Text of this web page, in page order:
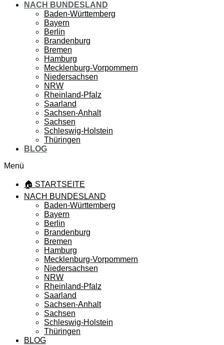
NACH BUNDESLAND
Baden-Württemberg
Bayern
Berlin
Brandenburg
Bremen
Hamburg
Mecklenburg-Vorpommern
Niedersachsen
NRW
Rheinland-Pfalz
Saarland
Sachsen-Anhalt
Sachsen
Schleswig-Holstein
Thüringen
BLOG
Menü
🏠 STARTSEITE
NACH BUNDESLAND
Baden-Württemberg
Bayern
Berlin
Brandenburg
Bremen
Hamburg
Mecklenburg-Vorpommern
Niedersachsen
NRW
Rheinland-Pfalz
Saarland
Sachsen-Anhalt
Sachsen
Schleswig-Holstein
Thüringen
BLOG